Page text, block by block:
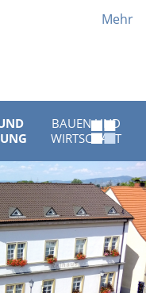
Mehr
BAUEN UND
WIRTSCHAFT
Menü
öffnen